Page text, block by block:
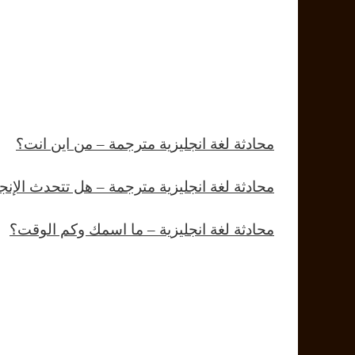
محادثة لغة انجليزية مترجمة – من اين انت؟
محادثة لغة انجليزية مترجمة – هل تتحدث
محادثة لغة انجليزية – ما اسمك وكم الوقت؟